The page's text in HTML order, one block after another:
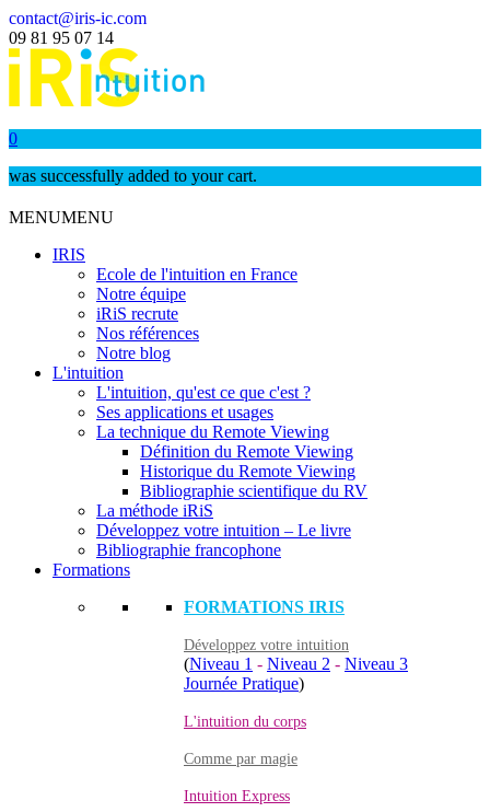
contact@iris-ic.com
09 81 95 07 14
0
was successfully added to your cart.
MENUMENU
IRIS
Ecole de l'intuition en France
Notre équipe
iRiS recrute
Nos références
Notre blog
L'intuition
L'intuition, qu'est ce que c'est ?
Ses applications et usages
La technique du Remote Viewing
Définition du Remote Viewing
Historique du Remote Viewing
Bibliographie scientifique du RV
La méthode iRiS
Développez votre intuition – Le livre
Bibliographie francophone
Formations
FORMATIONS IRIS
Développez votre intuition
(Niveau 1 - Niveau 2 - Niveau 3
Journée Pratique)
L'intuition du corps
Comme par magie
Intuition Express